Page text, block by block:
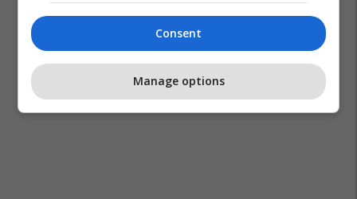
Consent
Manage options